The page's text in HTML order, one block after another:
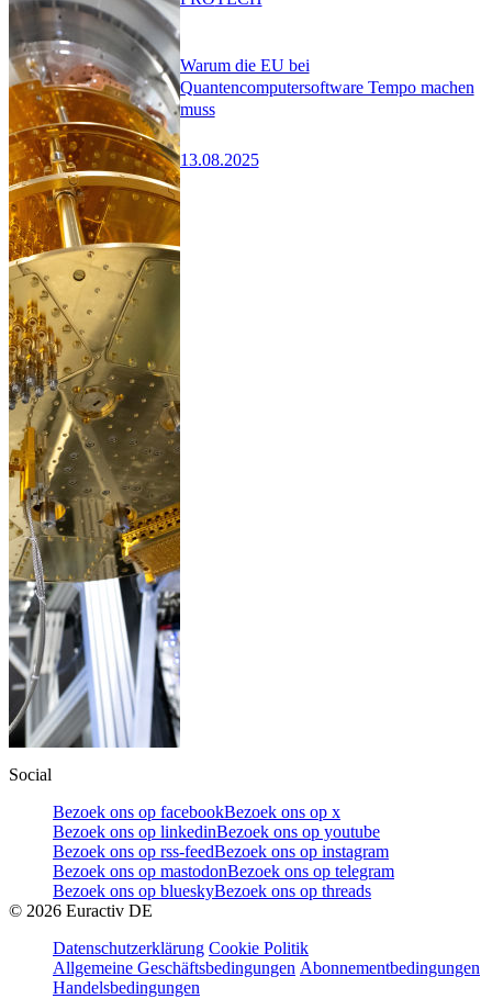
Warum die EU bei
Quantencomputersoftware Tempo machen
muss
13.08.2025
Social
Bezoek ons op facebookBezoek ons op x
Bezoek ons op linkedinBezoek ons op youtube
Bezoek ons op rss-feedBezoek ons op instagram
Bezoek ons op mastodonBezoek ons op telegram
Bezoek ons op blueskyBezoek ons op threads
© 2026 Euractiv DE
Datenschutzerklärung Cookie Politik
Allgemeine Geschäftsbedingungen Abonnementbedingungen
Handelsbedingungen